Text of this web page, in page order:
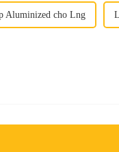
Aluminized cho Lng